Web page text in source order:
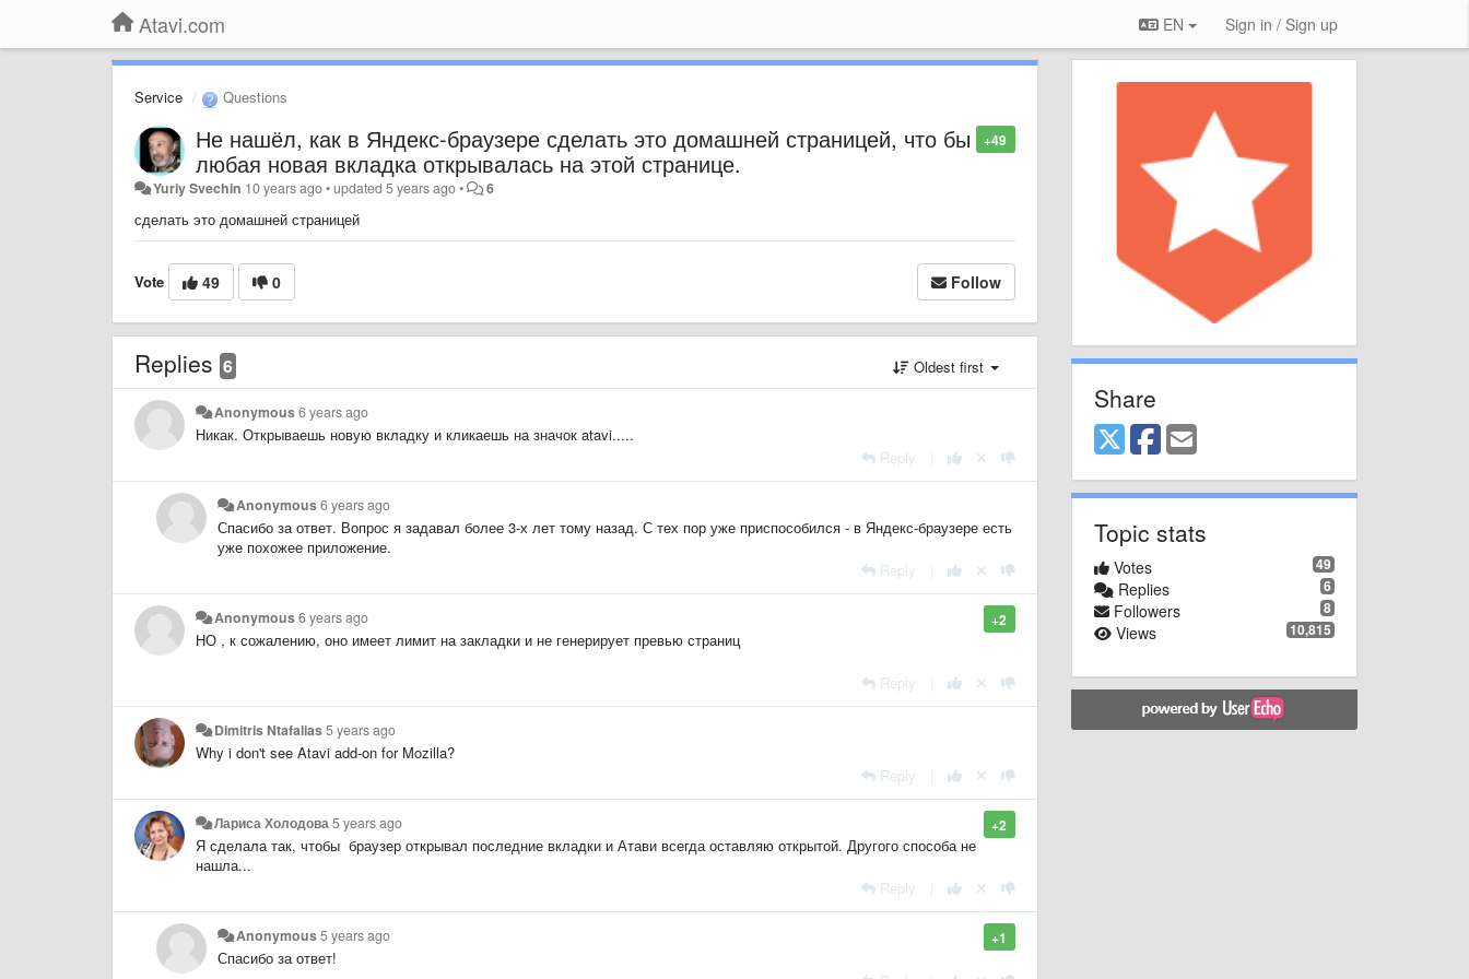
Atavi.com EN Sign in / Sign up
Service Questions
+49
Не нашёл, как в Яндекс-браузере сделать это домашней страницей, что бы
любая новая вкладка открывалась на этой странице.
Yuriy Svechin 10 years ago•updated5 years ago• 6
сделать это домашней страницей
Vote 49 0 Follow
Replies 6 Oldest first
Anonymous6 years ago
Никак. Открываешь новую вкладку и кликаешь на значок atavi.....
Reply
Anonymous6 years ago
Спасибо за ответ. Вопрос я задавал более 3-х лет тому назад. С тех пор уже приспособился - в Яндекс-браузере есть
уже похожее приложение.
Reply
+2
Anonymous6 years ago
НО , к сожалению, оно имеет лимит на закладки и не генерирует превью страниц
Reply
Dimitris Ntafalias5 years ago
Why i don't see Atavi add-on for Mozilla?
Reply
+2
Лариса Холодова 5 years ago
Я сделала так, чтобы браузер открывал последние вкладки и Атави всегда оставляю открытой. Другого способа не
нашла...
Reply
+1
Anonymous5 years ago
Спасибо за ответ!
Share
Topic stats
49
Votes
6
Replies
8
Followers
10,815
Views